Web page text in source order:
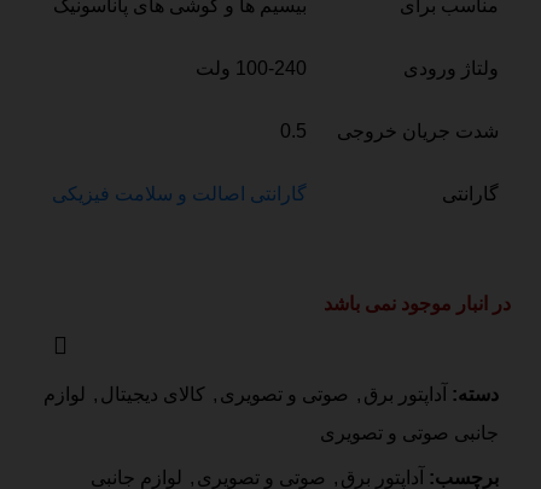
مناسب برای بیسیم ها و گوشی های پاناسونیک
ولتاژ ورودی 100-240 ولت
شدت جریان خروجی 0.5
گارانتی گارانتی اصالت و سلامت فیزیکی
در انبار موجود نمی باشد
دسته: آداپتور برق , صوتی و تصویری , کالای دیجیتال ,
لوازم
جانبی صوتی و تصویری
برچسب: آداپتور برق , صوتی و تصویری ,
لوازم جانبی